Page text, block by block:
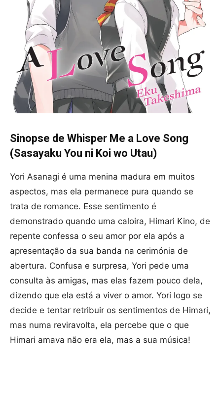
Sinopse de Whisper Me a Love Song
(Sasayaku You ni Koi wo Utau)
Yori Asanagi é uma menina madura em muitos
aspectos, mas ela permanece pura quando se
trata de romance. Esse sentimento é
demonstrado quando uma caloira, Himari Kino, de
repente confessa o seu amor por ela após a
apresentação da sua banda na cerimónia de
abertura. Confusa e surpresa, Yori pede uma
consulta às amigas, mas elas fazem pouco dela,
dizendo que ela está a viver o amor. Yori logo se
decide e tentar retribuir os sentimentos de Himari,
mas numa reviravolta, ela percebe que o que
Himari amava não era ela, mas a sua música!